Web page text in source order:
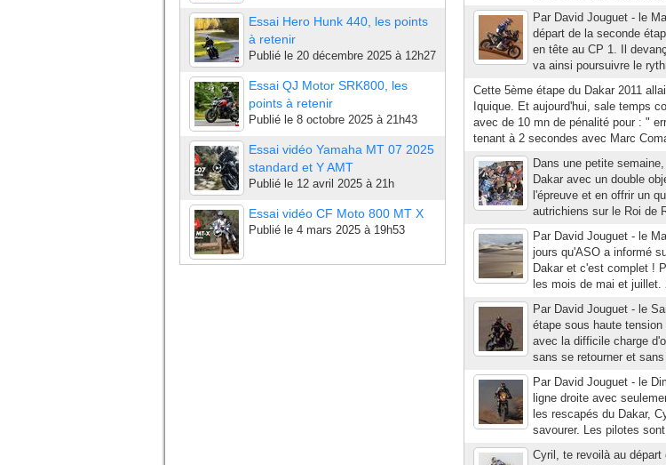
Essai Hero Hunk 440, les points
à retenir
Publié le 20 décembre 2025 à 12h27
Essai QJ Motor SRK800, les
points à retenir
Publié le 8 octobre 2025 à 21h43
Essai vidéo Yamaha MT 07 2025
standard et Y AMT
Publié le 12 avril 2025 à 21h
Essai vidéo CF Moto 800 MT X
Publié le 4 mars 2025 à 19h53
Par David Jouguet - le
départ de la seconde
en tête au CP 1. Il
va ainsi poursuivre le
Cette 5ème étape du Dakar 2011
Iquique. Et aujourd'hui, sale temps
avec de 10 mn de pénalité pour : "
tenant à 2 secondes avec Marc
Dans une petite
Dakar avec un double
l'épreuve et en offrir un
autrichiens sur le Roi de
Par David Jouguet - le
jours qu'ASO a informé
Dakar et c'est complet !
les mois de mai et
Par David Jouguet - le
étape sous haute
avec la difficile charge
sans se retourner et
Par David Jouguet - le
ligne droite avec
les rescapés du Dakar,
savourer. Les pilotes
Cyril, te revoilà au départ